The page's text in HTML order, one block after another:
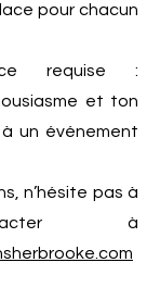
pour chacun
requise :
et ton
un événement
n’hésite pas à
à